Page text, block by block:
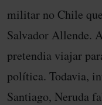
militar no Chile
Salvador Allende.
pretendia viajar
política. Todavia,
Santiago, Neruda